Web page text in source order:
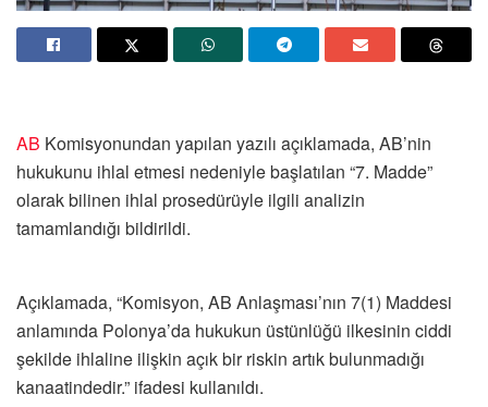
AB Komisyonundan yapılan yazılı açıklamada, AB’nin
hukukunu ihlal etmesi nedeniyle başlatılan “7. Madde”
olarak bilinen ihlal prosedürüyle ilgili analizin
tamamlandığı bildirildi.
Açıklamada, “Komisyon, AB Anlaşması’nın 7(1) Maddesi
anlamında Polonya’da hukukun üstünlüğü ilkesinin ciddi
şekilde ihlaline ilişkin açık bir riskin artık bulunmadığı
kanaatindedir.” ifadesi kullanıldı.